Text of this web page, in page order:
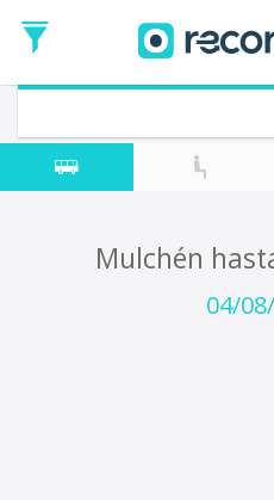
de
Ida
Vuelta (opcional)
Fecha
de
Mulchén
04/